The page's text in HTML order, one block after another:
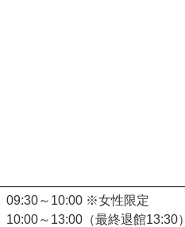
09:30～10:00 ※女性限定
10:00～13:00（最終退館13:30）